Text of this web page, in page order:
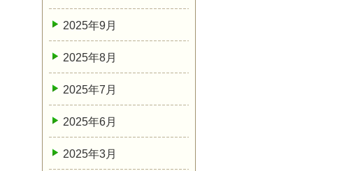
2025年9月
2025年8月
2025年7月
2025年6月
2025年3月